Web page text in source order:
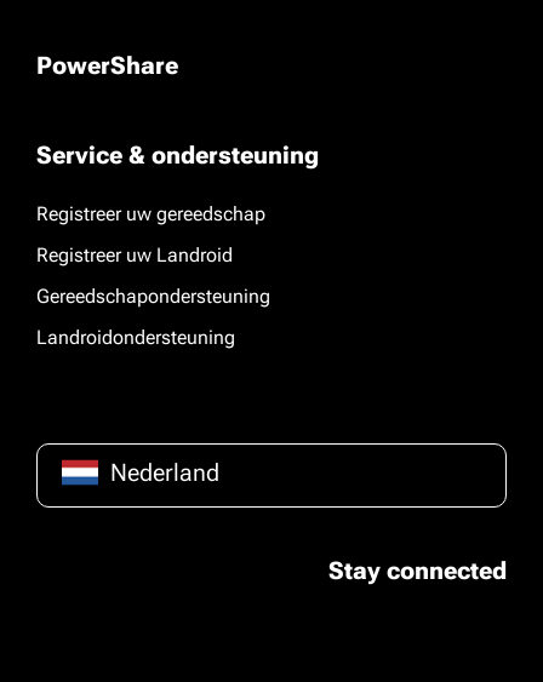
PowerShare
Service & ondersteuning
Registreer uw gereedschap
Registreer uw Landroid
Gereedschapondersteuning
Landroidondersteuning
Nederland
Stay connected